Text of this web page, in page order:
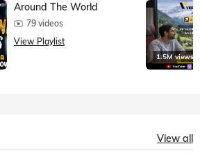
Around The World
79 videos
View Playlist
1.5M views
View all